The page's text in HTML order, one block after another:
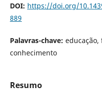
DOI: https://doi.org/
889
Palavras-chave:
conhecimento
Resumo